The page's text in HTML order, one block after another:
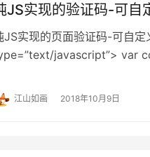
JS实现的验证码-可自
JS实现的页面验证码-可自
javascript”> var
江山如画 2018年10月9日